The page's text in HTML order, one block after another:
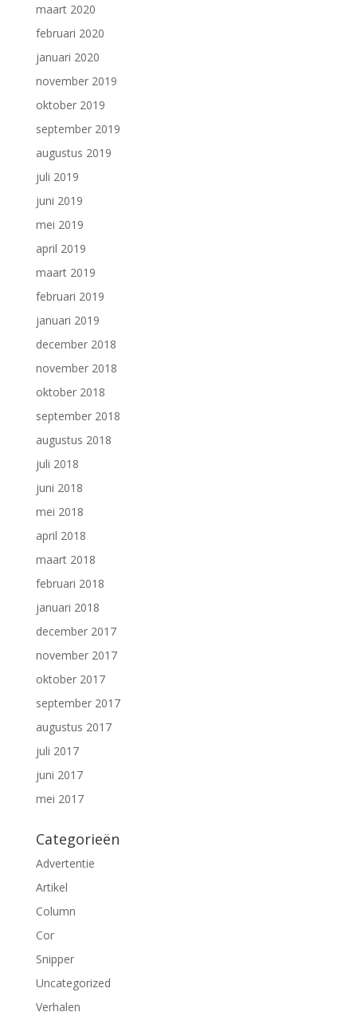
maart 2020
februari 2020
januari 2020
november 2019
oktober 2019
september 2019
augustus 2019
juli 2019
juni 2019
mei 2019
april 2019
maart 2019
februari 2019
januari 2019
december 2018
november 2018
oktober 2018
september 2018
augustus 2018
juli 2018
juni 2018
mei 2018
april 2018
maart 2018
februari 2018
januari 2018
december 2017
november 2017
oktober 2017
september 2017
augustus 2017
juli 2017
juni 2017
mei 2017
Categorieën
Advertentie
Artikel
Column
Cor
Snipper
Uncategorized
Verhalen